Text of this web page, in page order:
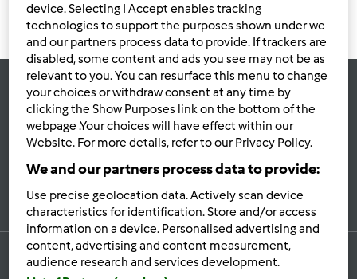
Bądźna bieżąco
Zapisz się do naszego newslettera
device. Selecting I Accept enables tracking
technologies to support the purposes shown under we
and our partners process data to provide. If trackers are
disabled, some content and ads you see may not be as
relevant to you. You can resurface this menu to change
your choices or withdraw consent at any time by
clicking the Show Purposes link on the bottom of the
webpage .Your choices will have effect within our
Website. For more details, refer to our Privacy Policy.
We and our partners process data to provide:
Use precise geolocation data. Actively scan device
characteristics for identification. Store and/or access
information on a device. Personalised advertising and
content, advertising and content measurement,
audience research and services development.